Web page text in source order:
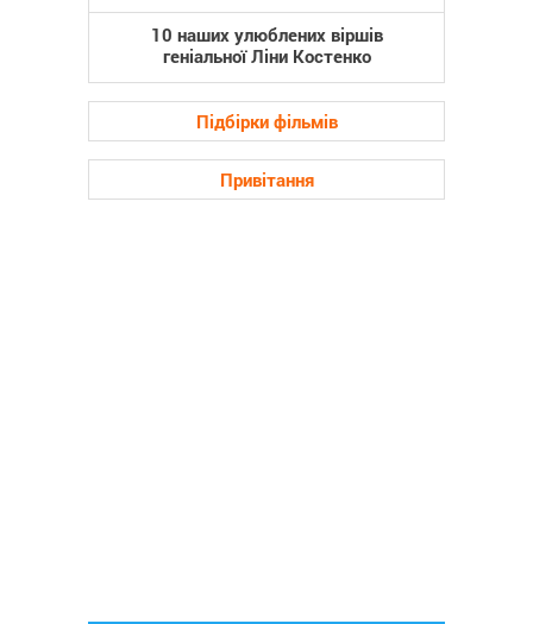
10 наших улюблених віршів
геніальної Ліни Костенко
Підбірки фільмів
Привітання